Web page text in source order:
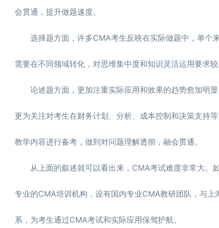
会贯通，提升做题速度。
选择题方面，许多CMA考生反映在实际做题中，单个
需要在不同领域转化，对思维集中度和知识灵活运用要求
论述题方面，更加注重实际应用和效果的趋势愈加明显
更为关注对考生在财务计划、分析、成本控制和决策支持
教学内容进行备考，做到对问题理解透彻，融会贯通。
从上面的叙述就可以看出来，CMA考试难度非常大。
专业的CMA培训机构，设有国内专业CMA教研团队，与
系，为考生通过CMA考试和实际应用保驾护航。